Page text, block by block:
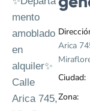
mento
amoblado
en
alquiler✨
Calle
Arica 745,
Arica
Ciudad:
Zona: